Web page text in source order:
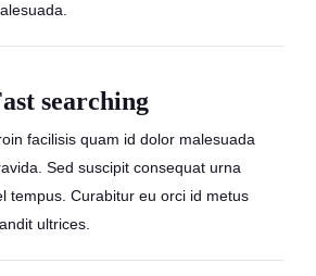
searching
facilisis quam id dolor malesuada
Sed suscipit consequat urna
tempus. Curabitur eu orci id metus
ultrices.